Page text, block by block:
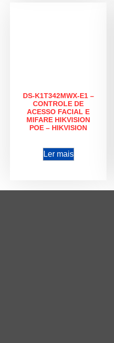
DS-K1T342MWX-E1 –
CONTROLE DE
ACESSO FACIAL E
MIFARE HIKVISION
POE – HIKVISION
Ler mais